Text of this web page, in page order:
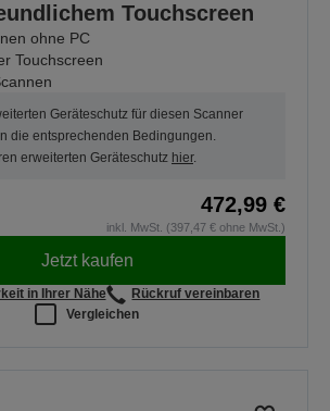
Touchscreen
ohne PC
Touchscreen
Geräteschutz für diesen Scanner
die entsprechenden Bedingungen.
erweiterten Geräteschutz hier.
472,99 €
inkl. MwSt. (397,47 € ohne MwSt.)
Jetzt kaufen
in Ihrer Nähe
Rückruf vereinbaren
Vergleichen